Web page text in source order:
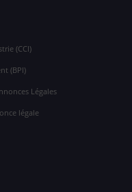
(CCI)
(BPI)
Légales
légale